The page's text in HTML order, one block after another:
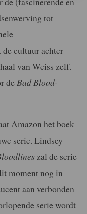
tot
cultuur achter
van Weiss zelf.
de Bad Blood-
Amazon het boek
serie. Lindsey
zal de serie
moment nog in
aan verbonden
serie wordt